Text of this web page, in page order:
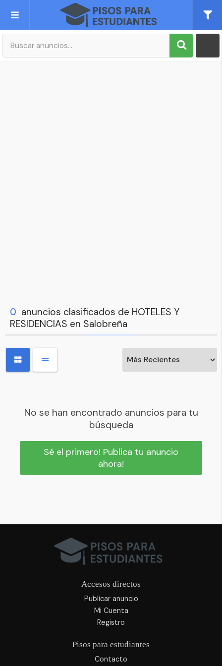
Publica tu Anuncio
0 anuncios clasificados de HOTELES Y
RESIDENCIAS en Salobreña
No se han encontrado anuncios para tu
búsqueda
Sé el primero! Publica tu anuncio
ahora!
Accesos directos
Publicar anuncio
Mi Cuenta
Registro
Pisos para estudiantes
Contacto